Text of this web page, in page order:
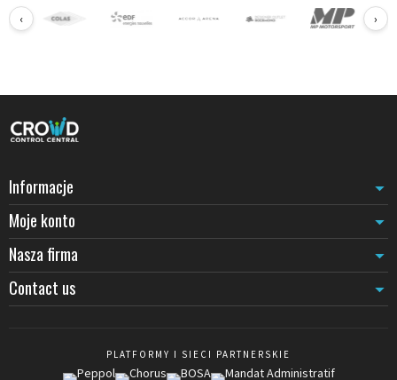
‹ ›
Informacje
Moje konto
Nasza firma
Contact us
PLATFORMY I SIECI PARTNERSKIE